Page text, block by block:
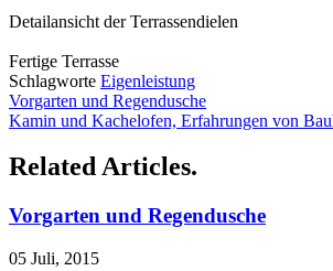
Detailansicht der Terrassendielen
Fertige Terrasse
Schlagworte Eigenleistung
Vorgarten und Regendusche
Kamin und Kachelofen, Erfahrungen von
Related Articles.
Vorgarten und Regendusche
05 Juli, 2015